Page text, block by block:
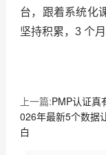
台，跟着系统化
坚持积累，3 个
上一篇:PMP认证真
026年最新5个数据
白